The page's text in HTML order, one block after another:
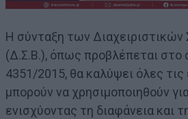
Η σύνταξη των
(Δ.Σ.Β.), όπως προβλέπεται στο
4351/2015, θα καλύψει όλες τις
μπορούν να χρησιμοποιηθούν
ενισχύοντας τη διαφάνεια και